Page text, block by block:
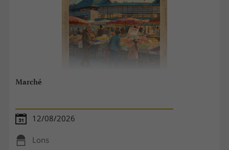
Marché
12/08/2026
Lons